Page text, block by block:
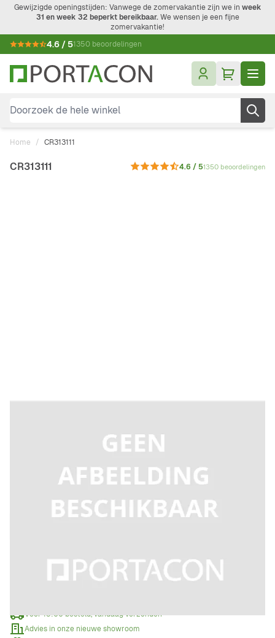
Ga naar de inhoud
Gewijzigde openingstijden: Vanwege de zomervakantie zijn we in week
31 en week 32 beperkt bereikbaar.We wensen je een fijne
zomervakantie!
4.6 / 51350 beoordelingen
Doorzoek de hele winkel
Home / CR313111
CR313111 4.6 / 51350 beoordelingen
Incl. BTW
€ 16.567,32
Offerte aanvragen
Wanneer een offerte aanvragen?
Voor 15:00 besteld, vandaag verzonden
Advies in onze nieuwe showroom